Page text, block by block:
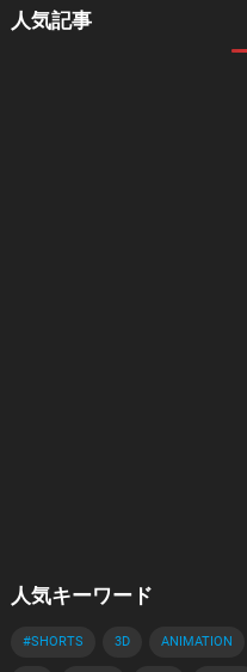
人気記事
人気キーワード
#SHORTS 3D ANIMATION